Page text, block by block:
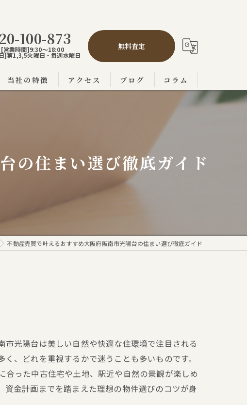
100-873
[営業時間]9:30～18:00
]第1,3,5火曜日・毎週水曜日
無料査定
当社の特徴
泉南市の不動産売買
アクセス ブログ コラム
の住まい選び徹底ガイド
不動産売買で叶えるおすすめ大阪府阪南市光陽台の住まい選び徹底ガイド
光陽台は美しい自然や快適な住環境で注目される
、どれを重視するかで迷うことも多いものです。
った中古住宅や土地、駅近や自然の景観が楽しめ
金計画までを踏まえた理想の物件選びのコツが身